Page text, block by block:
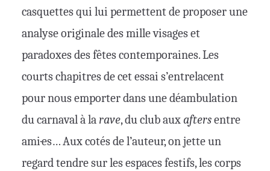
casquettes qui lui permettent de proposer une
analyse originale des mille visages et
paradoxes des fêtes contemporaines. Les
courts chapitres de cet essai s’entrelacent
pour nous emporter dans une déambulation
du carnaval à larave, du club auxaftersentre
ami·es… Aux cotés de l’auteur, on jette un
regard tendre sur les espaces festifs, les corps